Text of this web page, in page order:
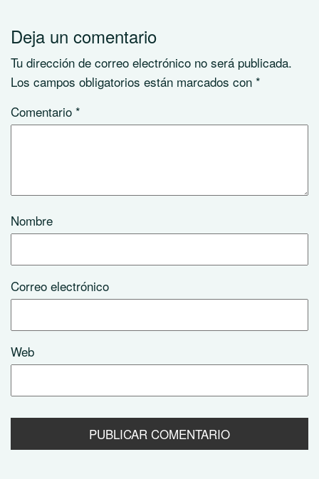
Deja un comentario
Tu dirección de correo electrónico no será publicada.
Los campos obligatorios están marcados con *
Comentario *
Nombre
Correo electrónico
Web